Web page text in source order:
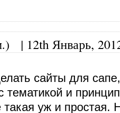
| 12th Январь,
сайты для
тематикой и
уж и простая.